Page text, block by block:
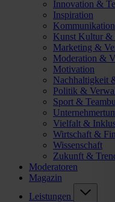
Innovation &
Inspiration
Kommunikation
Kunst Kultur &
Marketing &
Moderation &
Motivation
Nachhaltigkeit
Politik &
Sport &
Vielfalt &
Wirtschaft &
Wissenschaft
Zukunft &
Moderatoren
Magazin
Leistungen